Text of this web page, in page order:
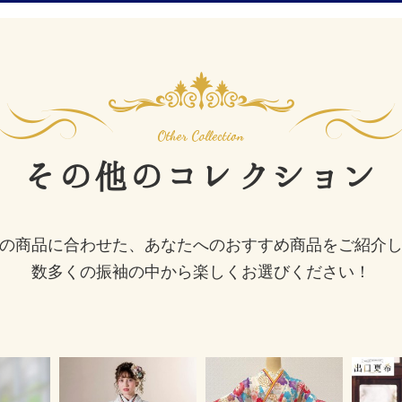
その他の コレクション
商品に合わせた、あなたへのおすすめ商品をご紹介
数多くの振袖の中から楽しくお選びください！